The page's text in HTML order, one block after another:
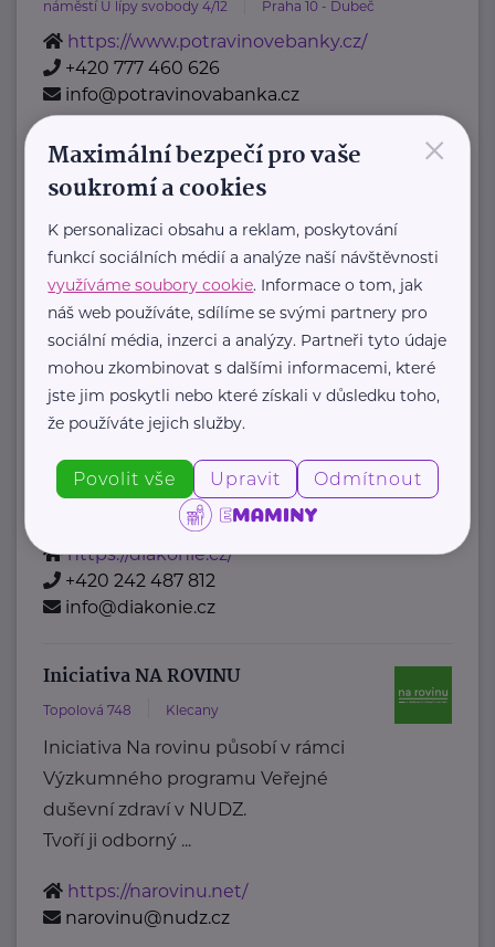
náměstí U lípy svobody 4/12 Praha 10 - Dubeč
https://www.potravinovebanky.cz/
+420 777 460 626
info@potravinovabanka.cz
Diakonie Českobratrské církve
evangelické
Komu pomáháme
Děti, mládež, rodiny
Lidé se znevýhodněním
Senioři
Nevyléčitelně nemocní a umírající
Lidé v nouzi
Naše služby
Diakonie ČCE je ...
https://diakonie.cz/
+420 242 487 812
info@diakonie.cz
Iniciativa NA ROVINU
Topolová 748 Klecany
Iniciativa Na rovinu působí v rámci
Výzkumného programu Veřejné
duševní zdraví v NUDZ.
Tvoří ji odborný ...
https://narovinu.net/
narovinu@nudz.cz
×
Maximální bezpečí pro vaše
soukromí a cookies
K personalizaci obsahu a reklam, poskytování
funkcí sociálních médií a analýze naší návštěvnosti
využíváme soubory cookie. Informace o tom, jak
náš web používáte, sdílíme se svými partnery pro
sociální média, inzerci a analýzy. Partneři tyto údaje
mohou zkombinovat s dalšími informacemi, které
jste jim poskytli nebo které získali v důsledku toho,
že používáte jejich služby.
Povolit vše Upravit Odmítnout